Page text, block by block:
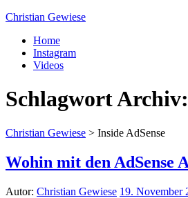
Christian Gewiese
Home
Instagram
Videos
Schlagwort Archiv:
Christian Gewiese > Inside AdSense
Wohin mit den AdSense
Autor: Christian Gewiese 19. November